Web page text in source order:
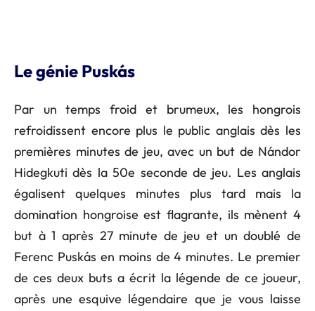
Le génie Puskás
Par un temps froid et brumeux, les hongrois
refroidissent encore plus le public anglais dès les
premières minutes de jeu, avec un but de Nándor
Hidegkuti dès la 50e seconde de jeu. Les anglais
égalisent quelques minutes plus tard mais la
domination hongroise est flagrante, ils mènent 4
but à 1 après 27 minute de jeu et un doublé de
Ferenc Puskás en moins de 4 minutes. Le premier
de ces deux buts a écrit la légende de ce joueur,
après une esquive légendaire que je vous laisse